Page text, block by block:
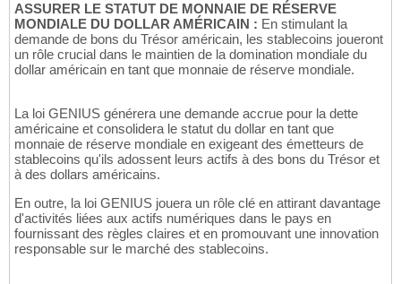
ASSURER LE STATUT DE MONNAIE DE RÉSERVE
MONDIALE DU DOLLAR AMÉRICAIN : En stimulant la
demande de bons du Trésor américain, les stablecoins joueront
un rôle crucial dans le maintien de la domination mondiale du
dollar américain en tant que monnaie de réserve mondiale.
La loi GENIUS générera une demande accrue pour la dette
américaine et consolidera le statut du dollar en tant que
monnaie de réserve mondiale en exigeant des émetteurs de
stablecoins qu'ils adossent leurs actifs à des bons du Trésor et
à des dollars américains.
En outre, la loi GENIUS jouera un rôle clé en attirant davantage
d'activités liées aux actifs numériques dans le pays en
fournissant des règles claires et en promouvant une innovation
responsable sur le marché des stablecoins.